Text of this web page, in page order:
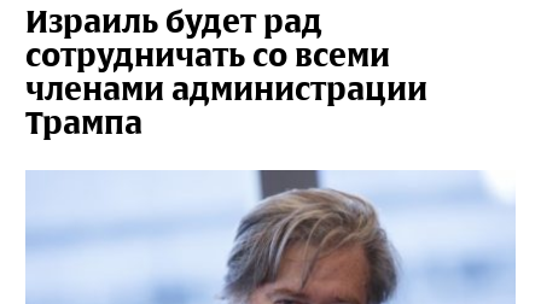
Израиль будет рад
сотрудничать со всеми
членами администрации
Трампа